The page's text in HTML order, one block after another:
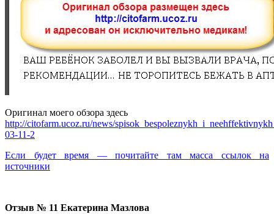
Оригинал моего обзора здесь
http://citofarm.ucoz.ru/news/
03-11-2
Если будет время — почитайте там масса ссылок на
источники
Отзыв № 11 Екатерина Мазлова